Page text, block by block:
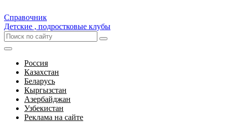
Справочник
Детские , подростковые клубы
Россия
Казахстан
Беларусь
Кыргызстан
Азербайджан
Узбекистан
Реклама на сайте